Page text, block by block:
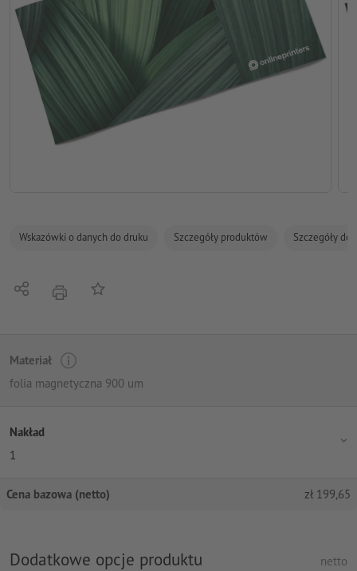
Wskazówki o danych do druku Szczegóły produktów Szczegóły
UdostępnijNacisnąćDo listy obserwowanych
Materiał
folia magnetyczna 900 um
Nakład
1
Cena bazowa (netto) zł 199,65
Dodatkowe opcje produktu netto